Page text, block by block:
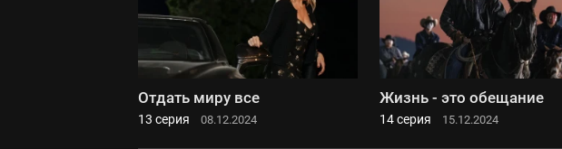
Отдать миру все
13 серия 08.12.2024
Жизнь - это обещание
14 серия 15.12.2024